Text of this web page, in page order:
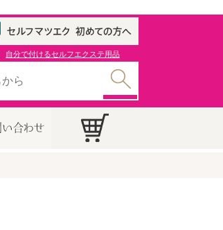
自分で付けるセルフエクステ用品